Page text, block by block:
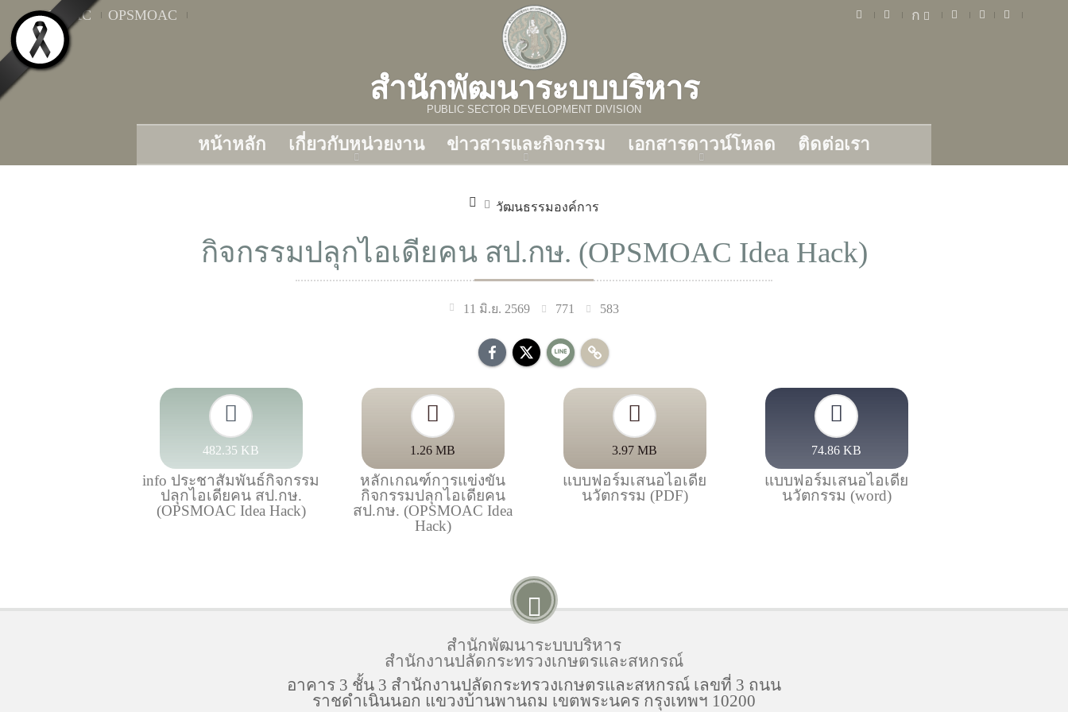
MOAC OPSMOAC ก
สำนักพัฒนาระบบบริหาร
PUBLIC SECTOR DEVELOPMENT DIVISION
หน้าหลัก เกี่ยวกับหน่วยงาน ข่าวสารและกิจกรรม เอกสารดาวน์โหลด ติดต่อเรา
วัฒนธรรมองค์การ
กิจกรรมปลุกไอเดียคน สป.กษ. (OPSMOAC Idea Hack)
11 มิ.ย. 2569 771 583
482.35 KB
info ประชาสัมพันธ์กิจกรรม
ปลุกไอเดียคน สป.กษ.
(OPSMOAC Idea Hack)
1.26 MB
หลักเกณฑ์การแข่งขัน
กิจกรรมปลุกไอเดียคน
สป.กษ. (OPSMOAC Idea
Hack)
3.97 MB
แบบฟอร์มเสนอไอเดีย
นวัตกรรม (PDF)
74.86 KB
แบบฟอร์มเสนอไอเดีย
นวัตกรรม (word)
สำนักพัฒนาระบบบริหาร
สำนักงานปลัดกระทรวงเกษตรและสหกรณ์
อาคาร 3 ชั้น 3 สำนักงานปลัดกระทรวงเกษตรและสหกรณ์ เลขที่ 3 ถนน
ราชดำเนินนอก แขวงบ้านพานถม เขตพระนคร กรุงเทพฯ 10200